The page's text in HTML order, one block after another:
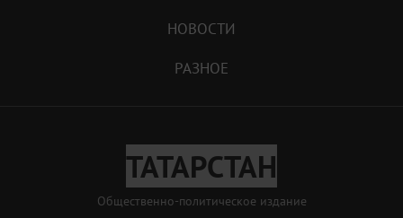
НОВОСТИ
РАЗНОЕ
ТАТАРСТАН
Общественно-политическое издание